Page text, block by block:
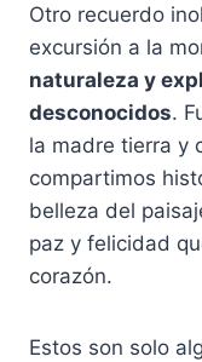
Otro recuerdo
excursión a la
naturaleza y
desconocidos.
la madre tierra y
compartimos
belleza del
paz y felicidad
corazón.
Estos son solo